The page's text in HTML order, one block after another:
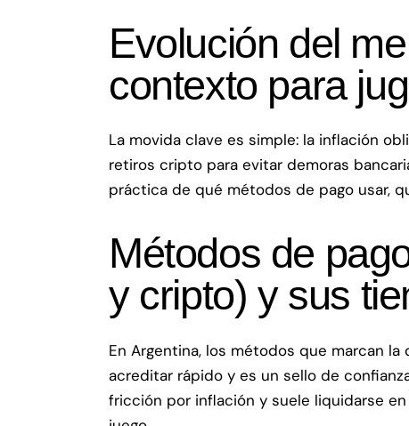
Evolución del
contexto para
La movida clave es simple: la inflación
retiros cripto para evitar demoras
práctica de qué métodos de pago usar,
Métodos de
y cripto) y sus
En Argentina, los métodos que marcan la
acreditar rápido y es un sello de
fricción por inflación y suele liquidarse